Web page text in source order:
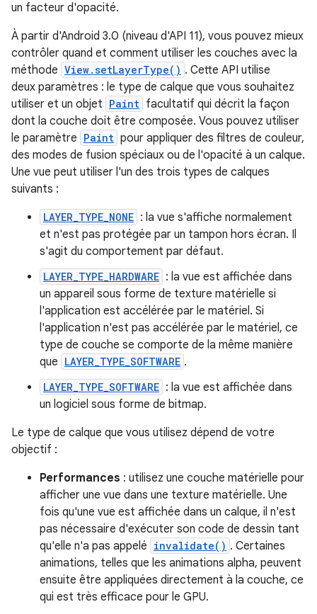
un facteur d'opacité.
À partir d'Android 3.0 (niveau d'API 11), vous pouvez mieux
contrôler quand et comment utiliser les couches avec la
méthode View.setLayerType() . Cette API utilise
deux paramètres : le type de calque que vous souhaitez
utiliser et un objet Paint facultatif qui décrit la façon
dont la couche doit être composée. Vous pouvez utiliser
le paramètre Paint pour appliquer des filtres de couleur,
des modes de fusion spéciaux ou de l'opacité à un calque.
Une vue peut utiliser l'un des trois types de calques
suivants :
LAYER_TYPE_NONE : la vue s'affiche normalement
et n'est pas protégée par un tampon hors écran. Il
s'agit du comportement par défaut.
LAYER_TYPE_HARDWARE : la vue est affichée dans
un appareil sous forme de texture matérielle si
l'application est accélérée par le matériel. Si
l'application n'est pas accélérée par le matériel, ce
type de couche se comporte de la même manière
que LAYER_TYPE_SOFTWARE .
LAYER_TYPE_SOFTWARE : la vue est affichée dans
un logiciel sous forme de bitmap.
Le type de calque que vous utilisez dépend de votre
objectif :
Performances : utilisez une couche matérielle pour
afficher une vue dans une texture matérielle. Une
fois qu'une vue est affichée dans un calque, il n'est
pas nécessaire d'exécuter son code de dessin tant
qu'elle n'a pas appelé invalidate() . Certaines
animations, telles que les animations alpha, peuvent
ensuite être appliquées directement à la couche, ce
qui est très efficace pour le GPU.